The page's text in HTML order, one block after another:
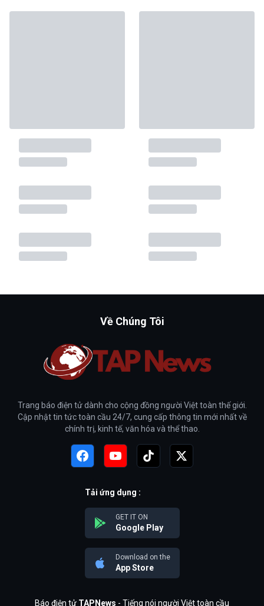
Về Chúng Tôi
Trang báo điện tử dành cho cộng đồng người Việt toàn thế giới.
Cập nhật tin tức toàn cầu 24/7, cung cấp thông tin mới nhất về
chính trị, kinh tế, văn hóa và thể thao.
Tải ứng dụng :
GET IT ON
Google Play
Download on the
App Store
Báo điện tử TAPNews - Tiếng nói người Việt toàn cầu